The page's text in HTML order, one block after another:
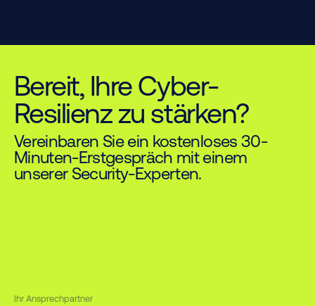
Bereit, Ihre Cyber-
Resilienz zu stärken?
Vereinbaren Sie ein kostenloses 30-
Minuten-Erstgespräch mit einem
unserer Security-Experten.
Ihr Ansprechpartner